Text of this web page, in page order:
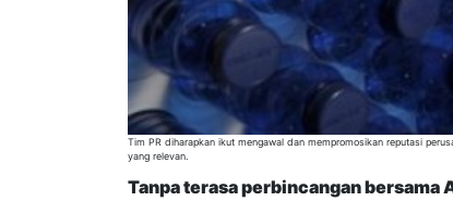
Tim PR diharapkan ikut mengawal dan mempromosikan reputasi
yang relevan.
Tanpa terasa perbincangan